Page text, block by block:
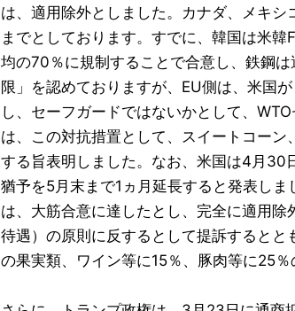
は、適用除外としました。カナダ、メキ
までとしております。すでに、韓国は米
均の70％に規制することで合意し、鉄鋼
限」を認めておりますが、EU側は、米国
し、セーフガードではないかとして、
は、この対抗措置として、スイートコー
する旨表明しました。なお、米国は4月30
猶予を5月末まで1ヵ月延長すると発表し
は、大筋合意に達したとし、完全に適用
待遇）の原則に反するとして提訴すると
の果実類、ワイン等に15％、豚肉等に25